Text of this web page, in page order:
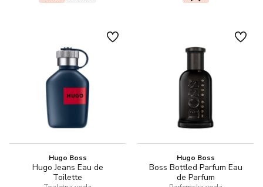
Hugo Boss
Hugo Jeans Eau de
Toilette
Hugo Boss
Boss Bottled Parfum Eau
de Parfum